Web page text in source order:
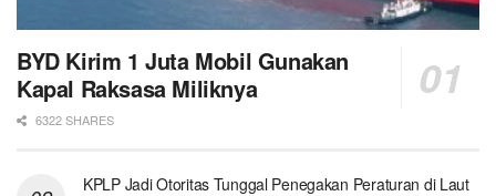
BYD Kirim 1 Juta Mobil Gunakan
Kapal Raksasa Miliknya
6322 SHARES
KPLP Jadi Otoritas Tunggal Penegakan Peraturan di Laut